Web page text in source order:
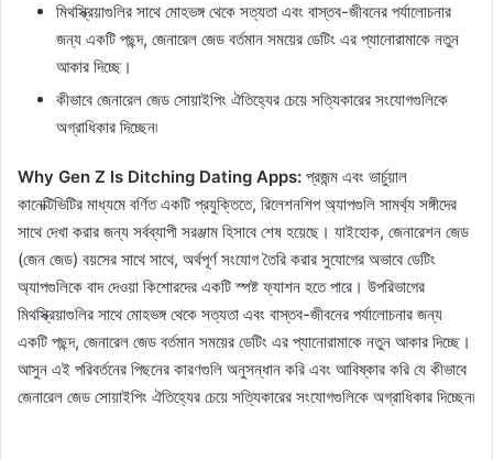
মিথস্ক্রিয়াগুলির সাথে মোহভঙ্গ থেকে সত্যতা এবং বাস্তব-জীবনের পর্যালোচনার
জন্য একটি পছন্দ, জেনারেল জেড বর্তমান সময়ের ডেটিং এর প্যানোরামাকে নতুন
আকার দিচ্ছে।
কীভাবে জেনারেল জেড সোয়াইপিং ঐতিহ্যের চেয়ে সত্যিকারের সংযোগগুলিকে
অগ্রাধিকার দিচ্ছেন৷
Why Gen Z Is Ditching Dating Apps: প্রজন্ম এবং ভার্চুয়াল
কানেক্টিভিটির মাধ্যমে বর্ণিত একটি প্রযুক্তিতে, রিলেশনশিপ অ্যাপগুলি সামর্থ্য সঙ্গীদের
সাথে দেখা করার জন্য সর্বব্যাপী সরঞ্জাম হিসাবে শেষ হয়েছে। যাইহোক, জেনারেশন জেড
(জেন জেড) বয়সের সাথে সাথে, অর্থপূর্ণ সংযোগ তৈরি করার সুযোগের অভাবে ডেটিং
অ্যাপগুলিকে বাদ দেওয়া কিশোরদের একটি স্পষ্ট ফ্যাশন হতে পারে। উপরিভাগের
মিথস্ক্রিয়াগুলির সাথে মোহভঙ্গ থেকে সত্যতা এবং বাস্তব-জীবনের পর্যালোচনার জন্য
একটি পছন্দ, জেনারেল জেড বর্তমান সময়ের ডেটিং এর প্যানোরামাকে নতুন আকার দিচ্ছে।
আসুন এই পরিবর্তনের পিছনের কারণগুলি অনুসন্ধান করি এবং আবিষ্কার করি যে কীভাবে
জেনারেল জেড সোয়াইপিং ঐতিহ্যের চেয়ে সত্যিকারের সংযোগগুলিকে অগ্রাধিকার দিচ্ছেন৷